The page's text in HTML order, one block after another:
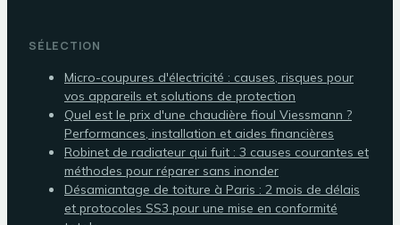
SÉLECTION
Micro-coupures d'électricité : causes, risques pour
vos appareils et solutions de protection
Quel est le prix d'une chaudière fioul Viessmann ?
Performances, installation et aides financières
Robinet de radiateur qui fuit : 3 causes courantes et
méthodes pour réparer sans inonder
Désamiantage de toiture à Paris : 2 mois de délais
et protocoles SS3 pour une mise en conformité